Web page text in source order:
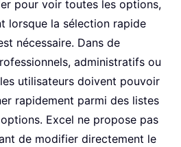
pour voir toutes les options,
lorsque la sélection rapide
nécessaire. Dans de
administratifs ou
utilisateurs doivent pouvoir
rapidement parmi des listes
Excel ne propose pas
de modifier directement le